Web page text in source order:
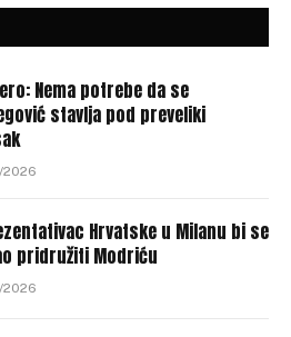
Nema potrebe da se
stavlja pod preveliki
Hrvatske u Milanu bi se
pridružiti Modriću